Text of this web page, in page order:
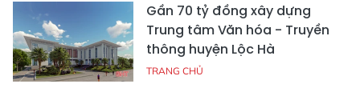
Gần 70 tỷ đồng xây dựng
Trung tâm Văn hóa - Truyền
thông huyện Lộc Hà
TRANG CHỦ